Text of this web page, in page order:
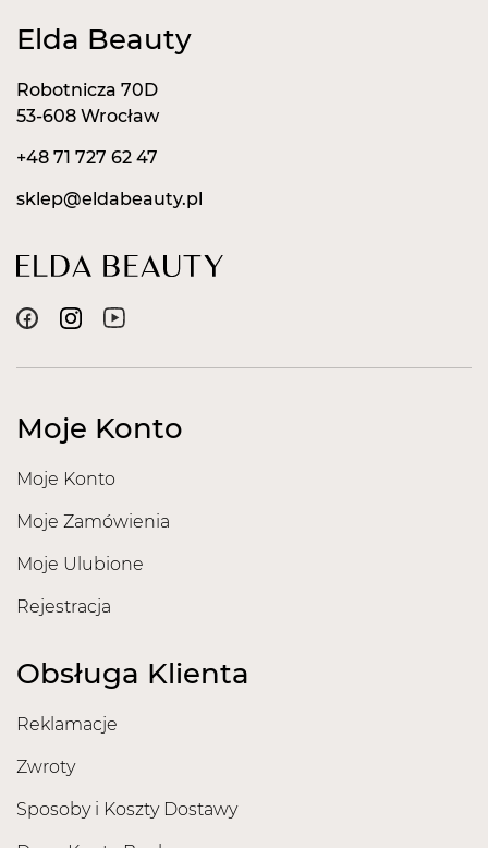
Moje Konto
Moje Konto
Moje Zamówienia
Moje Ulubione
Rejestracja
Obsługa Klienta
Reklamacje
Zwroty
Sposoby i Koszty Dostawy
Elda Beauty
Robotnicza 70D
53-608 Wrocław
+48 71 727 62 47
sklep@eldabeauty.pl